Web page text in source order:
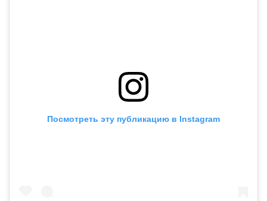
Посмотреть эту публикацию в Instagram